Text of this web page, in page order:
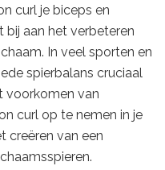
curl je biceps en
bij aan het verbeteren
In veel sporten en
spierbalans cruciaal
voorkomen van
curl op te nemen in je
creëren van een